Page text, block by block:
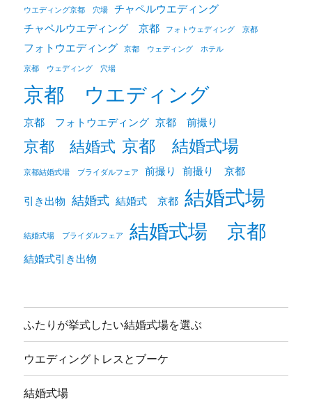
ウエディング京都 穴場
チャペルウエディング
チャペルウエディング 京都
フォトウェディング 京都
フォトウエディング 京都 ウェディング ホテル
京都 ウェディング 穴場
京都 ウエディング
京都 フォトウエディング 京都 前撮り
京都 結婚式 京都 結婚式場
京都結婚式場 ブライダルフェア 前撮り 前撮り 京都
引き出物 結婚式 結婚式 京都 結婚式場
結婚式場 ブライダルフェア 結婚式場 京都
結婚式引き出物
ふたりが挙式したい結婚式場を選ぶ
ウエディングトレスとブーケ
結婚式場